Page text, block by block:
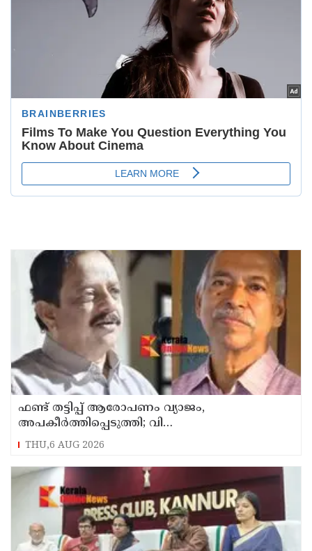
ഫണ്ട് തട്ടിപ്പ് ആരോപണം വ്യാജം,
അപകീർത്തിപ്പെടുത്തി; വി
കുഞ്ഞികൃഷ്ണനെതിരെ നിയമനടപടിയുമായി ടി
THU,6 AUG 2026